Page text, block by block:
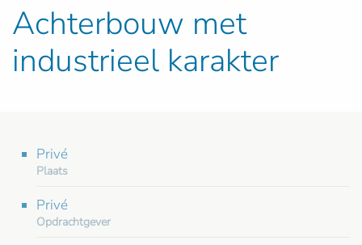
Achterbouw met
industrieel karakter
Privé
Plaats
Privé
Opdrachtgever